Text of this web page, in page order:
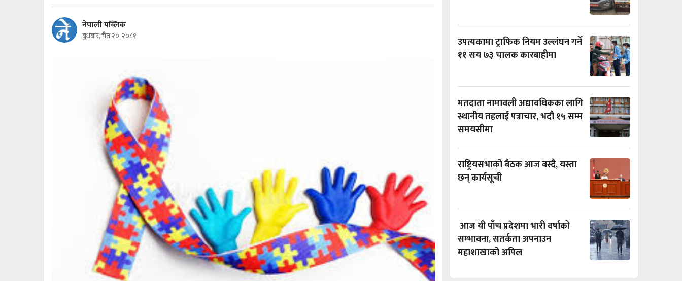
नेपाली पब्लिक
बुधबार, चैत २०, २०८१
उपत्यकामा ट्राफिक नियम उल्लंघन गर्ने
११ सय ७३ चालक कारबाहीमा
मतदाता नामावली अद्यावधिकका लागि
स्थानीय तहलाई पत्राचार, भदौ १५ सम्म
समयसीमा
राष्ट्रियसभाको बैठक आज बस्दै, यस्ता
छन् कार्यसूची
आज यी पाँच प्रदेशमा भारी वर्षाको
सम्भावना, सतर्कता अपनाउन
महाशाखाको अपिल